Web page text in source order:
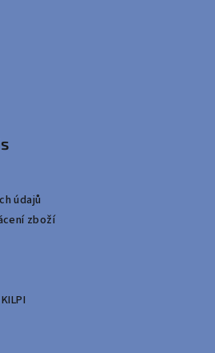
údajů
zboží